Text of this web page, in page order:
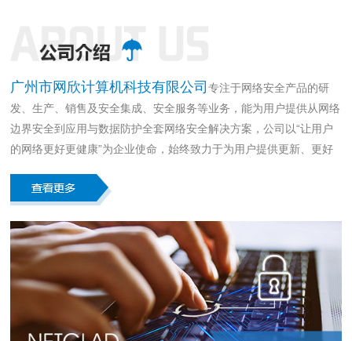
广州市网欣计算机科技有限公司专注于网络安全产品的研
发、生产、销售及安全集成、安全服务等业务，能为用户提供从网络
边界安全到应用与数据防护全套网络安全解决方案，公司以“让用户
的网络更好更健康”为企业使命，始终致力于为用户提供更新、更好